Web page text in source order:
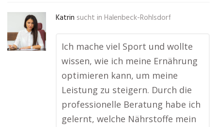
Katrin sucht in Halenbeck-Rohlsdorf
Ich mache viel Sport und wollte
wissen, wie ich meine Ernährung
optimieren kann, um meine
Leistung zu steigern. Durch die
professionelle Beratung habe ich
gelernt, welche Nährstoffe mein